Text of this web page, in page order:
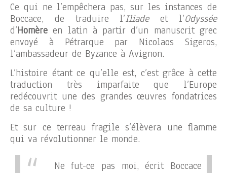
Ce qui ne l’empêchera pas, sur les instances de
Boccace, de traduire l’Iliadeet l’Odyssée
d’Homère en latin à partir d’un manuscrit grec
envoyé à Pétrarque par Nicolaos Sigeros,
l’ambassadeur de Byzance à Avignon.
L’histoire étant ce qu’elle est, c’est grâce à cette
traduction très imparfaite que l’Europe
redécouvrit une des grandes œuvres fondatrices
de sa culture !
Et sur ce terreau fragile s’élèvera une flamme
qui va révolutionner le monde.
Ne fut-ce pas moi, écrit Boccace